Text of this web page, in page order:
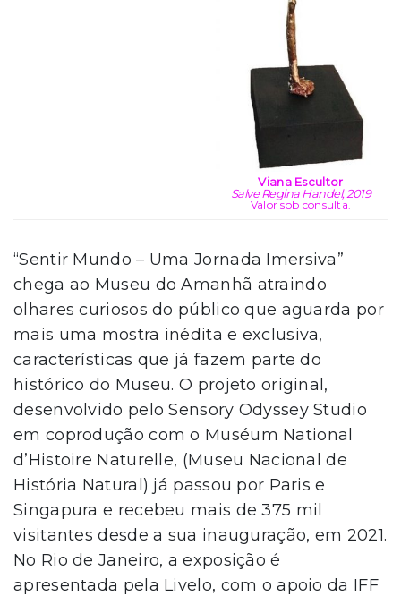
Viana Escultor
Salve Regina Handel, 2019
Valor sob consulta.
“Sentir Mundo – Uma Jornada Imersiva”
chega ao Museu do Amanhã atraindo
olhares curiosos do público que aguarda por
mais uma mostra inédita e exclusiva,
características que já fazem parte do
histórico do Museu. O projeto original,
desenvolvido pelo Sensory Odyssey Studio
em coprodução com o Muséum National
d’Histoire Naturelle, (Museu Nacional de
História Natural) já passou por Paris e
Singapura e recebeu mais de 375 mil
visitantes desde a sua inauguração, em 2021.
No Rio de Janeiro, a exposição é
apresentada pela Livelo, com o apoio da IFF